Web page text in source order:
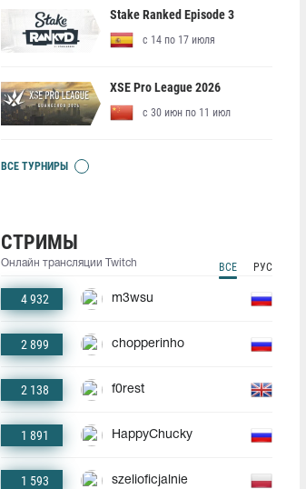
Stake Ranked Episode 3
с 14 по 17 июля
XSE Pro League 2026
с 30 июн по 11 июл
ВСЕ ТУРНИРЫ
СТРИМЫ
Онлайн трансляции Twitch ВСЕ РУС
4 932 m3wsu
2 899 chopperinho
2 138 f0rest
1 891 HappyChucky
1 593 szelioficjalnie